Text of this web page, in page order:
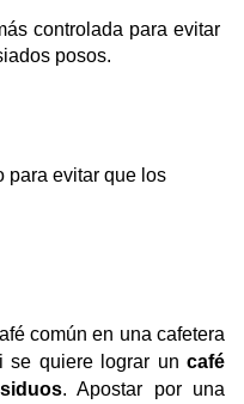
controlada para evitar
posos.
para evitar que los
común en una cafetera
se quiere lograr un café
. Apostar por una